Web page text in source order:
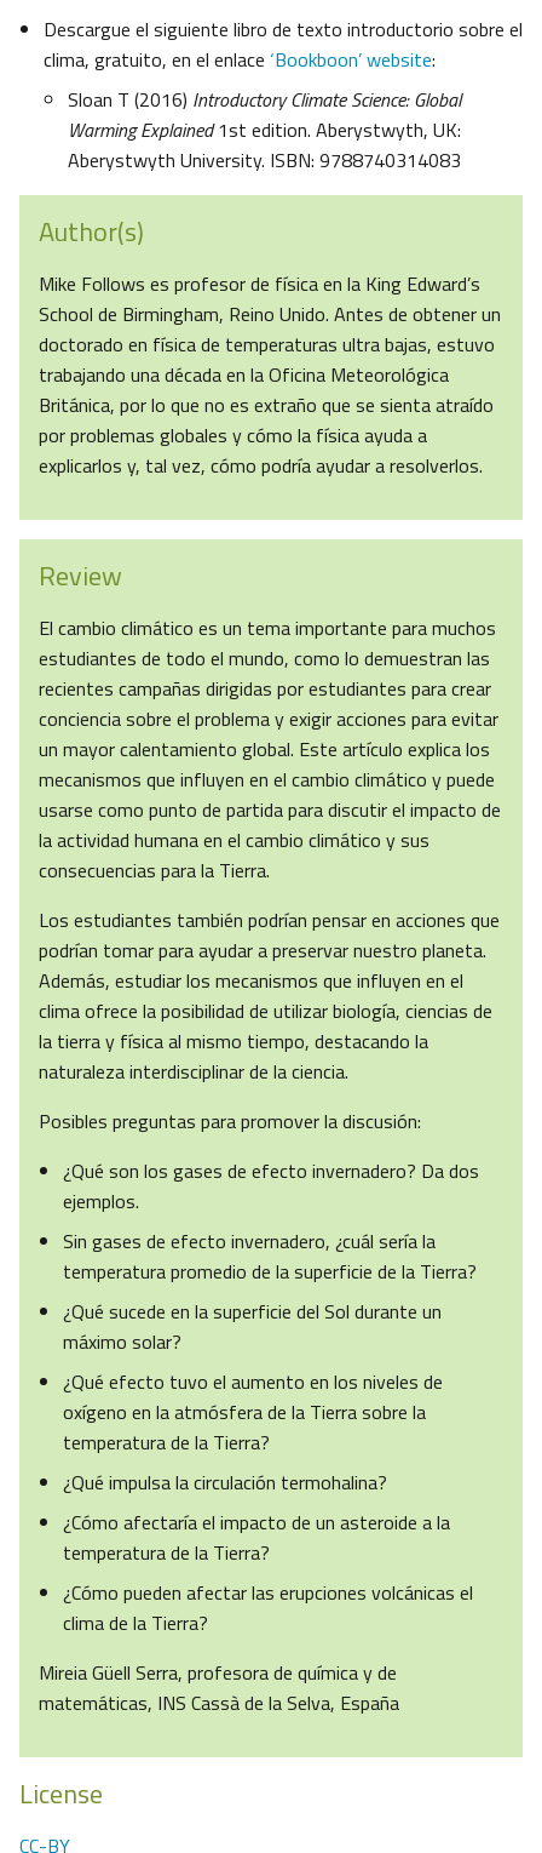
Descargue el siguiente libro de texto introductorio sobre el
clima, gratuito, en el enlace ‘Bookboon’ website:
Sloan T (2016) Introductory Climate Science:Global
Warming Explained1st edition. Aberystwyth, UK:
Aberystwyth University. ISBN: 9788740314083
Author(s)
Mike Follows es profesor de física en la King Edward’s
School de Birmingham, Reino Unido. Antes de obtener un
doctorado en física de temperaturas ultra bajas, estuvo
trabajando una década en la Oficina Meteorológica
Británica, por lo que no es extraño que se sienta atraído
por problemas globales y cómo la física ayuda a
explicarlos y, tal vez, cómo podría ayudar a resolverlos.
Review
El cambio climático es un tema importante para muchos
estudiantes de todo el mundo, como lo demuestran las
recientes campañas dirigidas por estudiantes para crear
conciencia sobre el problema y exigir acciones para evitar
un mayor calentamiento global. Este artículo explica los
mecanismos que influyen en el cambio climático y puede
usarse como punto de partida para discutir el impacto de
la actividad humana en el cambio climático y sus
consecuencias para la Tierra.
Los estudiantes también podrían pensar en acciones que
podrían tomar para ayudar a preservar nuestro planeta.
Además, estudiar los mecanismos que influyen en el
clima ofrece la posibilidad de utilizar biología, ciencias de
la tierra y física al mismo tiempo, destacando la
naturaleza interdisciplinar de la ciencia.
Posibles preguntas para promover la discusión:
¿Qué son los gases de efecto invernadero? Da dos
ejemplos.
Sin gases de efecto invernadero, ¿cuál sería la
temperatura promedio de la superficie de la Tierra?
¿Qué sucede en la superficie del Sol durante un
máximo solar?
¿Qué efecto tuvo el aumento en los niveles de
oxígeno en la atmósfera de la Tierra sobre la
temperatura de la Tierra?
¿Qué impulsa la circulación termohalina?
¿Cómo afectaría el impacto de un asteroide a la
temperatura de la Tierra?
¿Cómo pueden afectar las erupciones volcánicas el
clima de la Tierra?
Mireia Güell Serra, profesora de química y de
matemáticas, INS Cassà de la Selva, España
License
CC-BY